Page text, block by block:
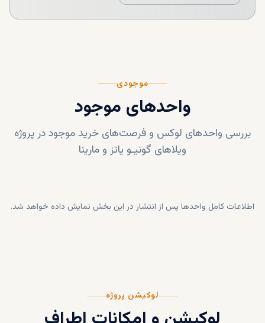
موجودی
واحدهای موجود
بررسی واحدهای لوکس و فرصت‌های خرید موجود در پروژه
ویلاهای گونیـو یاتز و مارینا
اطلاعات کامل واحدها پس از انتشار در این بخش نمایش داده خواهد شد.
لوکیشن پروژه